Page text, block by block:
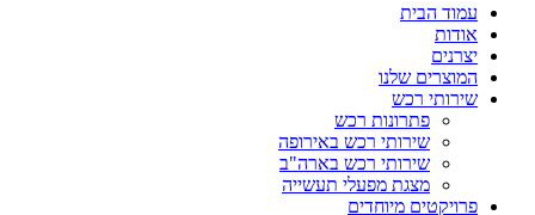
עמוד הבית
אודות
יצרנים
המוצרים שלנו
שירותי רכש
פתרונות רכש
שירותי רכש באירופה
שירותי רכש בארה"ב
מצגת מפעלי תעשייה
פרויקטים מיוחדים